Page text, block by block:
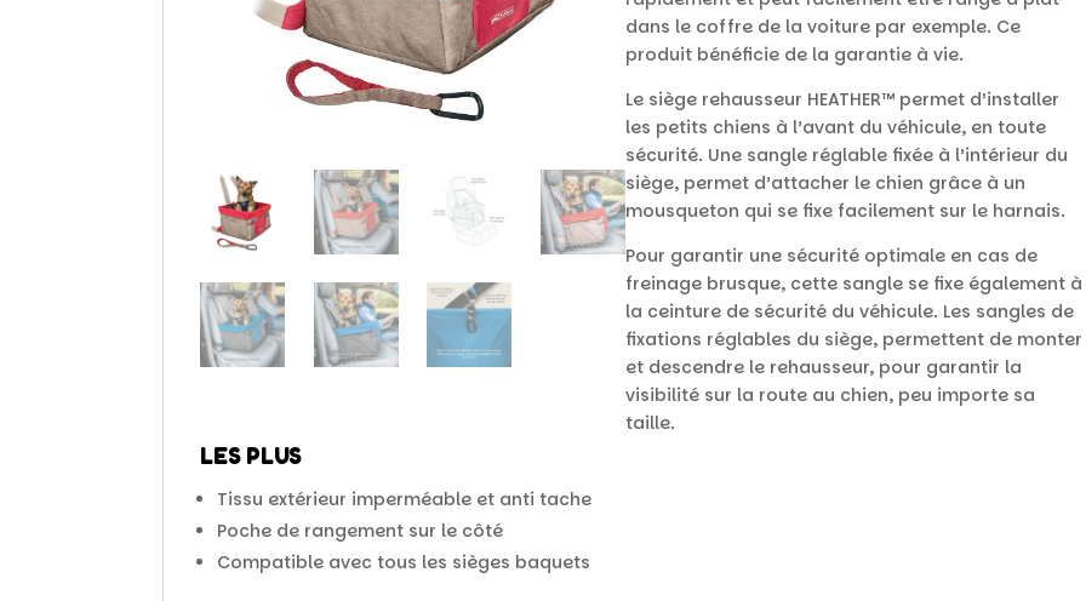
dans le coffre de la voiture par exemple. Ce
produit bénéficie de la garantie à vie.
Le siège rehausseur HEATHER™ permet d’installer
les petits chiens à l’avant du véhicule, en toute
sécurité. Une sangle réglable fixée à l’intérieur du
siège, permet d’attacher le chien grâce à un
mousqueton qui se fixe facilement sur le harnais.
Pour garantir une sécurité optimale en cas de
freinage brusque, cette sangle se fixe également à
la ceinture de sécurité du véhicule. Les sangles de
fixations réglables du siège, permettent de monter
et descendre le rehausseur, pour garantir la
visibilité sur la route au chien, peu importe sa
taille.
LES PLUS
Tissu extérieur imperméable et anti tache
Poche de rangement sur le côté
Compatible avec tous les sièges baquets